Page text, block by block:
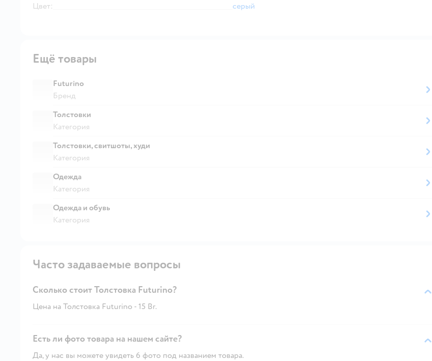
Цвет:
серый
Ещё товары
Futurino
Бренд
Толстовки
Категория
Толстовки, свитшоты, худи
Категория
Одежда
Категория
Одежда и обувь
Категория
Часто задаваемые вопросы
Сколько стоит Толстовка Futurino?
Цена на Толстовка Futurino - 15 Br.
Есть ли фото товара на нашем сайте?
Да, у нас вы можете увидеть 6 фото под названием товара.